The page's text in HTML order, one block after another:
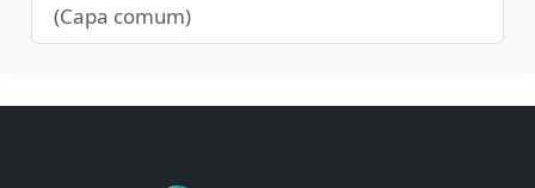
(Capa comum)